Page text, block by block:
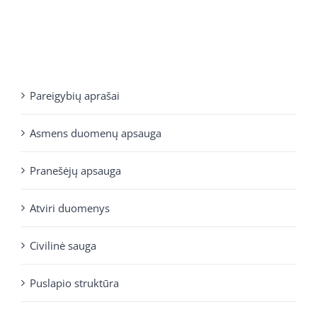
Pareigybių aprašai
Asmens duomenų apsauga
Pranešėjų apsauga
Atviri duomenys
Civilinė sauga
Puslapio struktūra